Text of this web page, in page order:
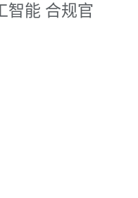
智能 合规官